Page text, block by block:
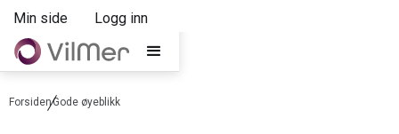
Min side Logg inn
ForsidenGode øyeblikk